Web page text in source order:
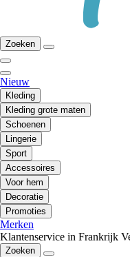
Zoeken
Nieuw
Kleding
Kleding grote maten
Schoenen
Lingerie
Sport
Accessoires
Voor hem
Decoratie
Promoties
Merken
Klantenservice in Frankrijk
Zoeken